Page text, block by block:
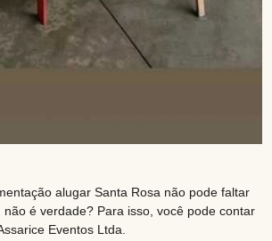
alugar Santa Rosa não pode faltar
é verdade? Para isso, você pode contar
Eventos Ltda.